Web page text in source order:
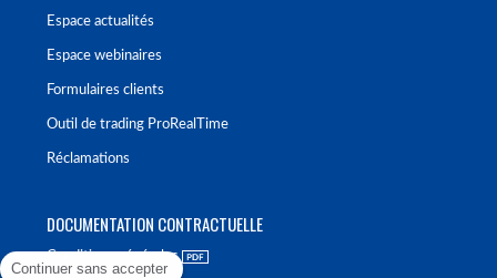
Espace actualités
Espace webinaires
Formulaires clients
Outil de trading ProRealTime
Réclamations
DOCUMENTATION CONTRACTUELLE
Conditions générales
Continuer sans accepter